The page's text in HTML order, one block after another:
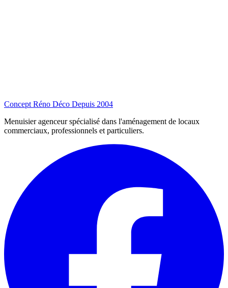
Concept Réno Déco Depuis 2004
Menuisier agenceur spécialisé dans l'aménagement de locaux
commerciaux, professionnels et particuliers.